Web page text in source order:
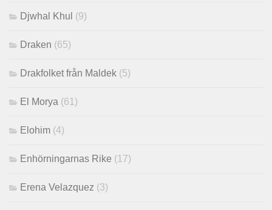
Djwhal Khul (9)
Draken (65)
Drakfolket från Maldek (5)
El Morya (61)
Elohim (4)
Enhörningarnas Rike (17)
Erena Velazquez (3)